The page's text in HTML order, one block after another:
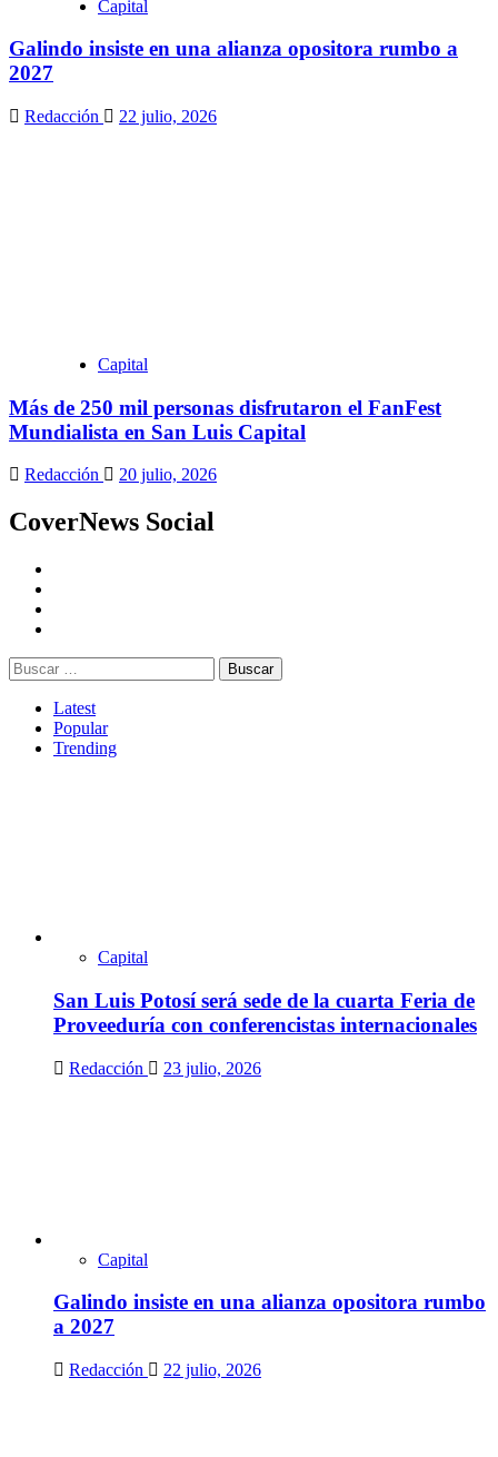
Capital
Galindo insiste en una alianza opositora rumbo a
2027
Redacción 22 julio, 2026
Capital
Más de 250 mil personas disfrutaron el FanFest
Mundialista en San Luis Capital
Redacción 20 julio, 2026
CoverNews Social
Buscar:
Latest
Popular
Trending
Capital
San Luis Potosí será sede de la cuarta Feria de
Proveeduría con conferencistas internacionales
Redacción 23 julio, 2026
Capital
Galindo insiste en una alianza opositora rumbo
a 2027
Redacción 22 julio, 2026